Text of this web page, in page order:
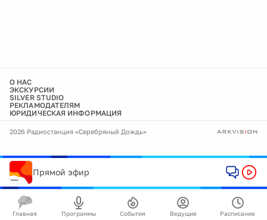
О НАС
ЭКСКУРСИИ
SILVER STUDIO
РЕКЛАМОДАТЕЛЯМ
ЮРИДИЧЕСКАЯ ИНФОРМАЦИЯ
2026 Радиостанция «Серебряный Дождь»
Прямой эфир
Главная Программы События Ведущие Расписание